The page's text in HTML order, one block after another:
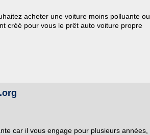
acheter une voiture moins polluante ou
créé pour vous le prêt auto voiture propre
car il vous engage pour plusieurs années,